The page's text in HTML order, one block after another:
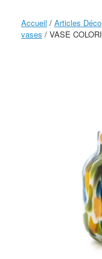
Accueil / Articles Déco
vases / VASE